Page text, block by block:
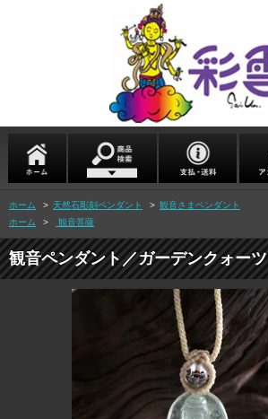
ホーム > 天然石彫刻ペンダント > 観音さまペンダント
ホーム
> 観音菩薩
観音ペンダント／ガーデンクォーツ